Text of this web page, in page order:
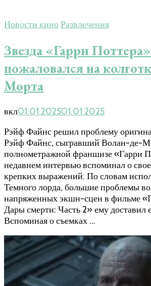
Новости киноРазвлечения
Звезда «Гарри Поттера»
пожаловался на
Морта
вкл01.01.202501.01.2025
Рэйф Файнс решил проблему
Рэйф Файнс, сыгравший Волан-де-
полнометражной франшизе «Гарри
недавнем интервью вспоминал о
крепких выражений. По словам
Темного лорда, большие проблемы
напряженных экшн-сцен в фильме
Дары смерти: Часть 2» ему доставил
Вспоминая о съемках …